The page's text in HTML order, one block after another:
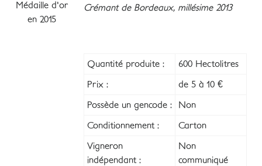
Médaille d'or
en 2015
Crémant de Bordeaux, millésime 2013
Quantité produite : 600 Hectolitres
Prix : de 5 à 10 €
Possède un gencode : Non
Conditionnement : Carton
Vigneron
indépendant :
Non
communiqué